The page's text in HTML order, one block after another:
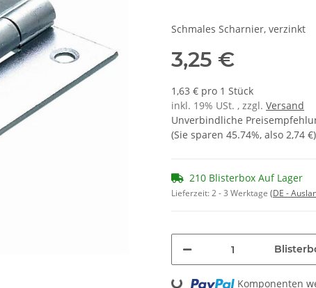
Schmales Scharnier, verzinkt
3,25 €
1,63 € pro 1 Stück
inkl. 19% USt. , zzgl. Versand
Unverbindliche
(Sie sparen 45.74%, also 2,74 €)
210 Blisterbox Auf Lager
Lieferzeit:2 - 3 Werktage (DE -
Loading... Komponenten